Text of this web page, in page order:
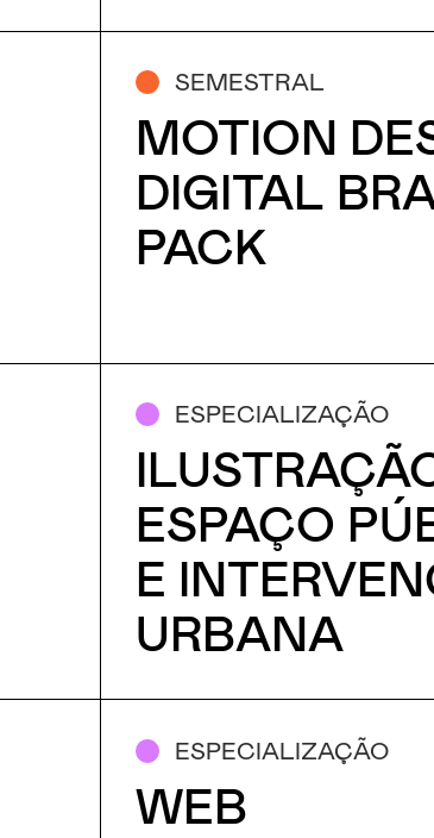
SEMESTRAL
MOTION
DIGITAL
PACK
ESPECIALIZAÇÃO
ESPAÇO
E
URBANA
ESPECIALIZAÇÃO
WEB